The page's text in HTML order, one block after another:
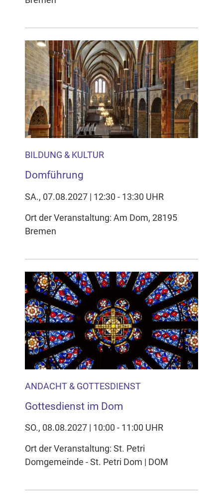
BILDUNG & KULTUR
Domführung
SA., 07.08.2027 | 12:30 - 13:30 UHR
Ort der Veranstaltung: Am Dom, 28195
Bremen
ANDACHT & GOTTESDIENST
Gottesdienst im Dom
SO., 08.08.2027 | 10:00 - 11:00 UHR
Ort der Veranstaltung: St. Petri
Domgemeinde - St. Petri Dom | DOM